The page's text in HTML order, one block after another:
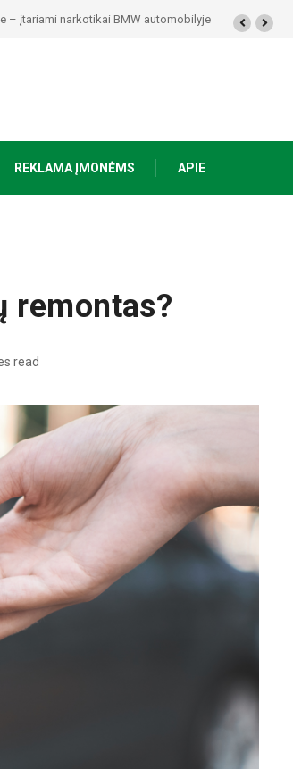
– įtariami narkotikai BMW automobilyje
REKLAMA ĮMONĖMS APIE
remontas?
read